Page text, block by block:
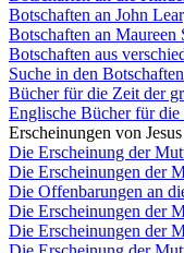
Botschaften an John
Botschaften an
Botschaften aus
Suche in den Botschaften
Bücher für die Zeit der
Englische Bücher für
Erscheinungen von
Die Erscheinung der
Die Erscheinungen der
Die Offenbarungen an
Die Erscheinungen der
Die Erscheinungen der